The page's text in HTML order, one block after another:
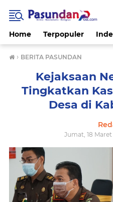
Home Terpopuler
› BERITA PASUNDAN
Kejaksaan
Tingkatkan
Desa di
Jumat, 18 Maret